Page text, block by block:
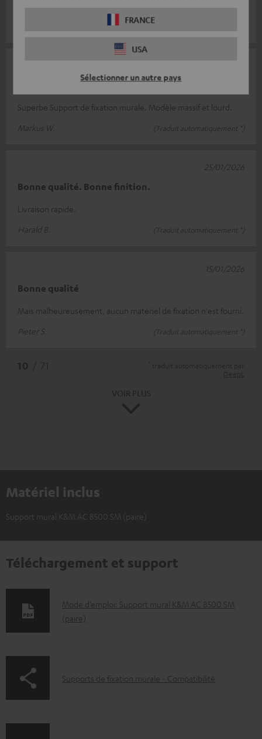
FRANCE
USA
Sélectionner un autre pays
(Traduit automatiquement *)
Support de fixation murale
Superbe Support de fixation murale. Modèle massif et lourd.
Markus W.
(Traduit automatiquement *)
Bonne qualité. Bonne finition.
Livraison rapide.
Harald B.
(Traduit automatiquement *)
25/01/2026
Bonne qualité
Mais malheureusement, aucun matériel de fixation n'est fourni.
Pieter S.
(Traduit automatiquement *)
15/01/2026
Matériel inclus
Support mural K&M AC 8500 SM (paire)
Téléchargement et support
D
o
m
Mode d’emploi: Support mural K&M AC 8500 SM
(paire)
p
Supports de fixation murale - Compatibilité